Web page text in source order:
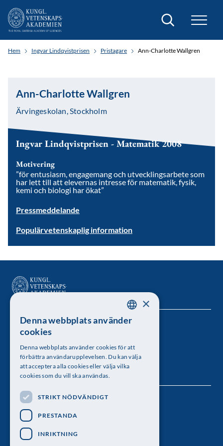
Sök
Hem Ingvar Lindqvistprisen Pristagare Ann-Charlotte Wallgren
Ann-Charlotte Wallgren
Ärvingeskolan, Stockholm
Ingvar Lindqvistprisen - Matematik 2008
Motivering
”för entusiasm, engagemang och utvecklingsarbete som
har lett till att elevernas intresse för matematik, fysik,
kemi och biologi har ökat”
Pressmeddelande
Populärvetenskaplig information
Kungl. Vetenskapsakademien
Besöksadress: Lilla Frescativägen 4A
Telefon: 08-673 95 00
Följ oss
SWEDISH
×
Denna webbplats använder
cookies
Denna webbplats använder cookies för att
förbättra användarupplevelsen. Du kan välja
att acceptera alla cookies eller välja vilka
cookies som du vill ska användas.
STRIKT NÖDVÄNDIGT
PRESTANDA
INRIKTNING